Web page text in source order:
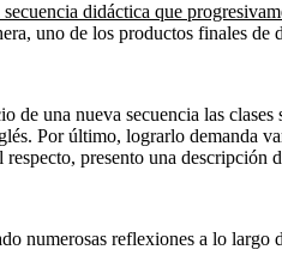
didáctica que
uno de los productos finales
una nueva secuencia las
Por último, lograrlo demanda
respecto, presento una descripción
numerosas reflexiones a lo